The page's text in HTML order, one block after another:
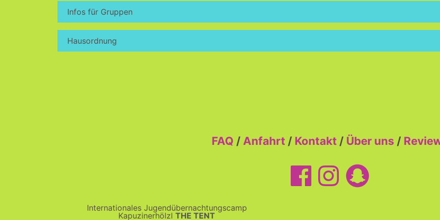
Infos für Gruppen
Hausordnung
FAQ / Anfahrt / Kontakt / Über uns /
Internationales Jugendübernachtungscamp
Kapuzinerhölzl THE TENT